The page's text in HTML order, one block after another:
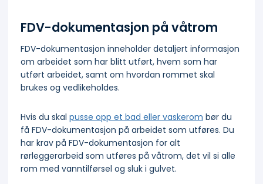
FDV-dokumentasjon på våtrom
FDV-dokumentasjon inneholder detaljert informasjon
om arbeidet som har blitt utført, hvem som har
utført arbeidet, samt om hvordan rommet skal
brukes og vedlikeholdes.
Hvis du skal pusse opp et bad eller vaskerom bør du
få FDV-dokumentasjon på arbeidet som utføres. Du
har krav på FDV-dokumentasjon for alt
rørleggerarbeid som utføres på våtrom, det vil si alle
rom med vanntilførsel og sluk i gulvet.